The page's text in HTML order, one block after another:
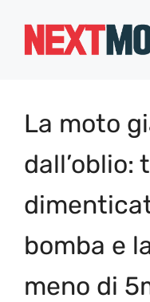
La moto
dall’oblio:
bomba e
meno di